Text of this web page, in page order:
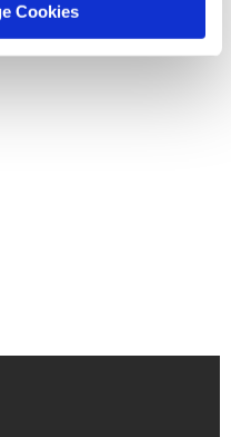
Cookies